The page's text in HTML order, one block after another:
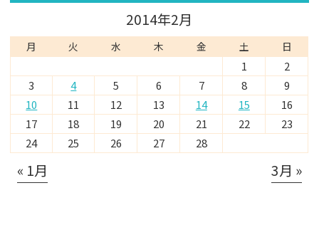
2014年2月
月 火 水 木 金 土 日
1
2
3
4 5 6 7 8
9
10
11 12 13 14 15
16
17
18 19 20 21 22
23
24
25 26 27 28
« 1月 3月 »